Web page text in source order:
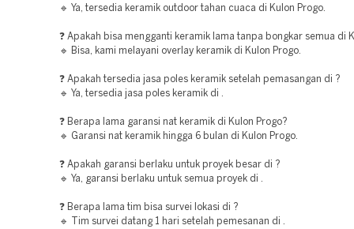
🔹 Ya, tersedia keramik outdoor tahan cuaca di Kulon Progo.
❓ Apakah bisa mengganti keramik lama tanpa bongkar semua di
🔹 Bisa, kami melayani overlay keramik di Kulon Progo.
❓ Apakah tersedia jasa poles keramik setelah pemasangan di ?
🔹 Ya, tersedia jasa poles keramik di .
❓ Berapa lama garansi nat keramik di Kulon Progo?
🔹 Garansi nat keramik hingga 6 bulan di Kulon Progo.
❓ Apakah garansi berlaku untuk proyek besar di ?
🔹 Ya, garansi berlaku untuk semua proyek di .
❓ Berapa lama tim bisa survei lokasi di ?
🔹 Tim survei datang 1 hari setelah pemesanan di .